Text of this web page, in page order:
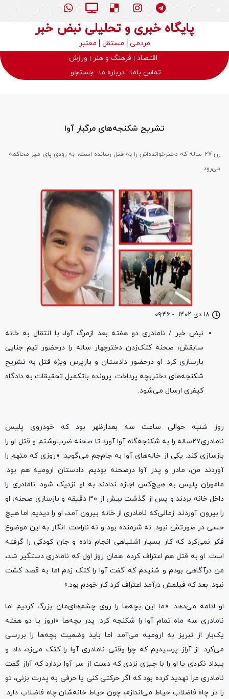
پایگاه خبری و تحلیلی نبض خبر
مردمی مستقل
معتبر
اقتصاد
فرهنگ و هنر
ورزش
تماس باما درباره ما جستجو
۱۸ دی ۱۴۰۲ - ۰۹:۴۶
تشریح شکنجه‌های مرگبار آوا
زن 27 ساله که دخترخوانده‌اش را به قتل رسانده است، به زودی پای میز محاکمه
می‌رود.
نبض خبر / نامادری دو هفته بعد ازمرگ آوا، با انتقال به خانه
سابقش، صحنه کتک‌زدن دخترچهار ساله را درحضور تیم جنایی
بازسازی کرد. او درحضور دادستان و بازپرس ویژه قتل به تشریح
شکنجه‌های دختربچه پرداخت. پرونده باتکمیل تحقیقات به دادگاه
کیفری ارسال ‌می‌شود.
روز شنبه حوالی ساعت سه بعد‌از‌ظهر بود که خودروی پلیس
نامادری۲۷ساله را به شکنجه‌گاه آوا آورد تا صحنه ضرب‌و‌‌شتم و قتل او را
بازسازی‌ کند. یکی از خاله‌های آوا به جام‌جم می‌گوید: «روزی که متهم را
آوردند من، مادر و پدر آوا درصحنه بودیم. دادستان ارومیه هم بود.
ماموران پلیس به هیچ‌کس اجازه ندادند به او نزدیک شود. نامادری را
داخل خانه بردند و پس از گذشت بیش از ۳۰ دقیقه و بازسازی صحنه، او
را بیرون آوردند. زمانی‌که نامادری از خانه بیرون آمد، او را دیدیم اما هیچ
حسی در صورتش نبود. نه شرمنده بود و نه ناراحت. انگار به این موضوع
فکر نمی‌کرد که‌ کار بسیار اشتباهی انجام داده و جان کودکی را گرفته
است. او به قتل هم اعتراف‌ کرده. همان روز اول‌ که نامادری دستگیر شد،
من درآگاهی بودم و شنیدم که ‌گفت آوا را کتک زدم اما به قصد کشت
نبود. بعد که فیلمش درآمد اعتراف ‌کرد کار خودم بود.»
او ادامه می‌دهد: «ما این بچه‌ها را روی چشم‌های‌مان بزرگ ‌کردیم اما
نامادری سه ماه تمام آوا را شکنجه کرد. پدر بچه‌ها ۱۰روز یا دو هفته
یک‌بار از تبریز به ارومیه می‌آمد اما باید وضعیت بچه‌ها را بررسی
می‌کرد. از آراز پرسیدیم که چرا وقتی نامادری آوا را کتک می‌زد، داد و
بیداد نکردی یا او را با چیزی نزدی‌ که دست از سر آوا بردارد که آراز گفت
نامادری مرا تهدید کرده بود که اگر حرکتی‌ کنی یا حرفی به پدرت بزنی، تو
را در چاه فاضلاب حیاط می‌اندازم، چون حیاط خانه‌شان چاه فاضلاب دارد.